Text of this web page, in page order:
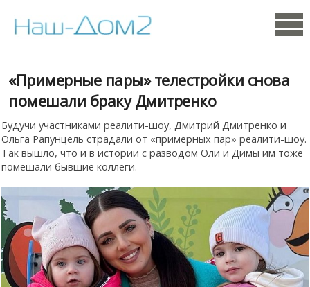
«Примерные пары» телестройки снова
помешали браку Дмитренко
Будучи участниками реалити-шоу, Дмитрий Дмитренко и
Ольга Рапунцель страдали от «примерных пар» реалити-шоу.
Так вышло, что и в истории с разводом Оли и Димы им тоже
помешали бывшие коллеги.